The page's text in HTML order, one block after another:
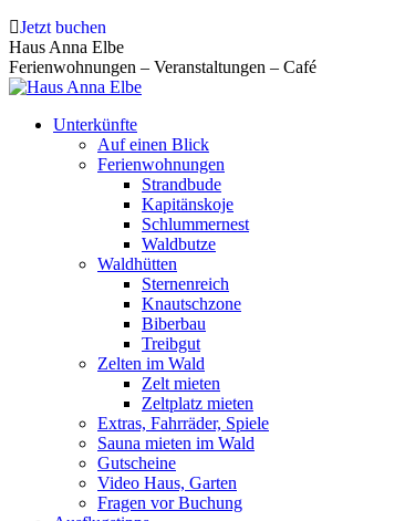
Zum
Inhalt
springen
Jetzt buchen
Haus Anna Elbe
Ferienwohnungen – Veranstaltungen – Café
Unterkünfte
Auf einen Blick
Ferienwohnungen
Strandbude
Kapitänskoje
Schlummernest
Waldbutze
Waldhütten
Sternenreich
Knautschzone
Biberbau
Treibgut
Zelten im Wald
Zelt mieten
Zeltplatz mieten
Extras, Fahrräder, Spiele
Sauna mieten im Wald
Gutscheine
Video Haus, Garten
Fragen vor Buchung